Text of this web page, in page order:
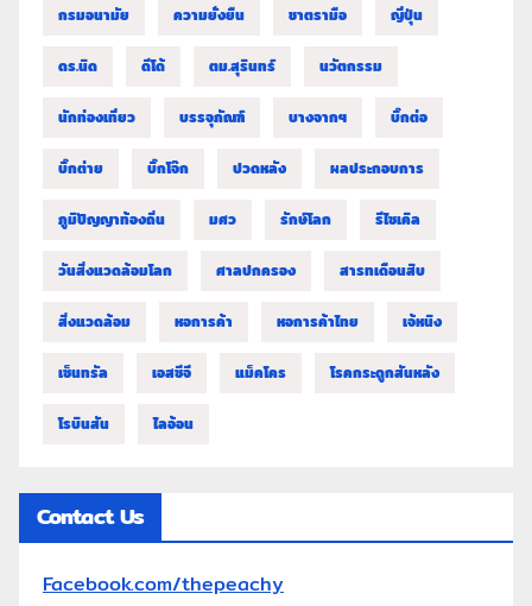
กรมอนามัย ความยั่งยืน ชาตรามือ ญี่ปุ่น
ดร.นิด ดีโด้ ตม.สุรินทร์ นวัตกรรม
นักท่องเที่ยว บรรจุภัณฑ์ บางจากฯ บิ๊กต่อ
บิ๊กต่าย บิ๊กโจ๊ก ปวดหลัง ผลประกอบการ
ภูมิปัญญาท้องถิ่น มศว รักษ์โลก รีไซเคิล
วันสิ่งแวดล้อมโลก ศาลปกครอง สารทเดือนสิบ
สิ่งแวดล้อม หอการค้า หอการค้าไทย เจ้หนิง
เซ็นทรัล เอสซีจี แม็คโคร โรคกระดูกสันหลัง
โรบินสัน ไลอ้อน
Contact Us
Facebook.com/thepeachy